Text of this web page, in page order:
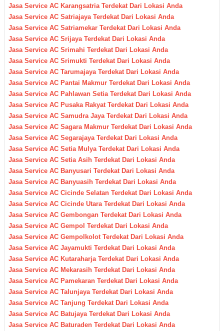
Jasa Service AC Karangsatria Terdekat Dari Lokasi Anda
Jasa Service AC Satriajaya Terdekat Dari Lokasi Anda
Jasa Service AC Satriamekar Terdekat Dari Lokasi Anda
Jasa Service AC Srijaya Terdekat Dari Lokasi Anda
Jasa Service AC Srimahi Terdekat Dari Lokasi Anda
Jasa Service AC Srimukti Terdekat Dari Lokasi Anda
Jasa Service AC Tarumajaya Terdekat Dari Lokasi Anda
Jasa Service AC Pantai Makmur Terdekat Dari Lokasi Anda
Jasa Service AC Pahlawan Setia Terdekat Dari Lokasi Anda
Jasa Service AC Pusaka Rakyat Terdekat Dari Lokasi Anda
Jasa Service AC Samudra Jaya Terdekat Dari Lokasi Anda
Jasa Service AC Sagara Makmur Terdekat Dari Lokasi Anda
Jasa Service AC Segarajaya Terdekat Dari Lokasi Anda
Jasa Service AC Setia Mulya Terdekat Dari Lokasi Anda
Jasa Service AC Setia Asih Terdekat Dari Lokasi Anda
Jasa Service AC Banyusari Terdekat Dari Lokasi Anda
Jasa Service AC Banyuasih Terdekat Dari Lokasi Anda
Jasa Service AC Cicinde Selatan Terdekat Dari Lokasi Anda
Jasa Service AC Cicinde Utara Terdekat Dari Lokasi Anda
Jasa Service AC Gembongan Terdekat Dari Lokasi Anda
Jasa Service AC Gempol Terdekat Dari Lokasi Anda
Jasa Service AC Gempolkolot Terdekat Dari Lokasi Anda
Jasa Service AC Jayamukti Terdekat Dari Lokasi Anda
Jasa Service AC Kutaraharja Terdekat Dari Lokasi Anda
Jasa Service AC Mekarasih Terdekat Dari Lokasi Anda
Jasa Service AC Pamekaran Terdekat Dari Lokasi Anda
Jasa Service AC Talunjaya Terdekat Dari Lokasi Anda
Jasa Service AC Tanjung Terdekat Dari Lokasi Anda
Jasa Service AC Batujaya Terdekat Dari Lokasi Anda
Jasa Service AC Baturaden Terdekat Dari Lokasi Anda